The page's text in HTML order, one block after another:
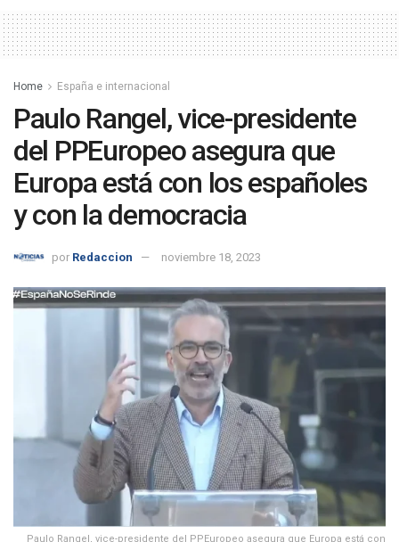
Home España e internacional
Paulo Rangel, vice-presidente
del PPEuropeo asegura que
Europa está con los españoles
y con la democracia
por Redaccion noviembre 18, 2023
Paulo Rangel, vice-presidente del PPEuropeo asegura que Europa está con